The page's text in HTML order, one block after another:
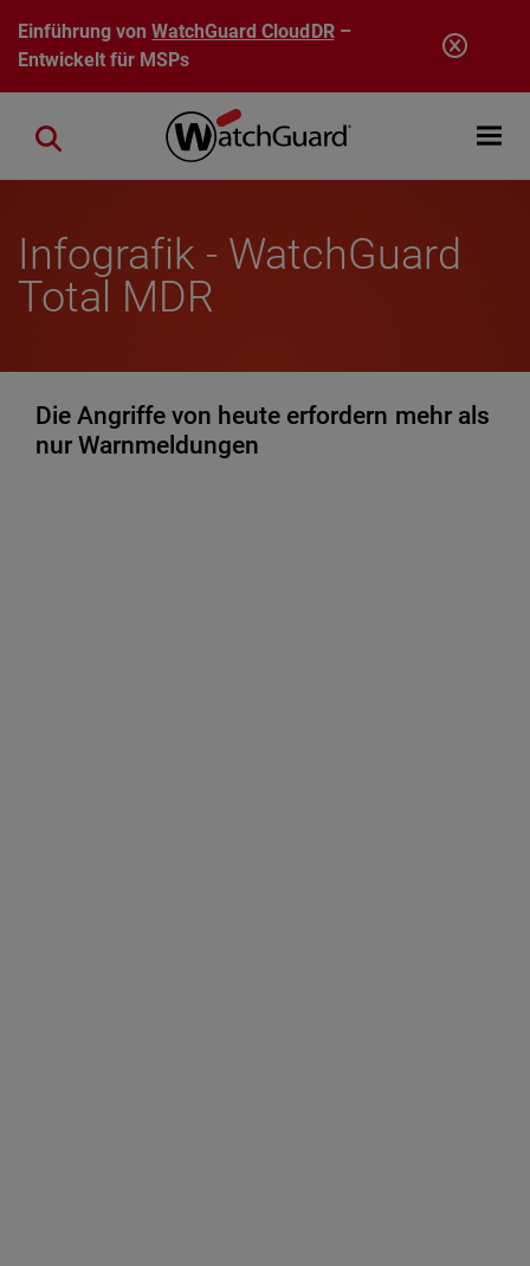
Direkt zum Inhalt
Einführung vonWatchGuard CloudDR–
Entwickelt für MSPs
Open
Close search
Infografik - WatchGuard
Total MDR
Die Angriffe von heute erfordern mehr als
nur Warnmeldungen